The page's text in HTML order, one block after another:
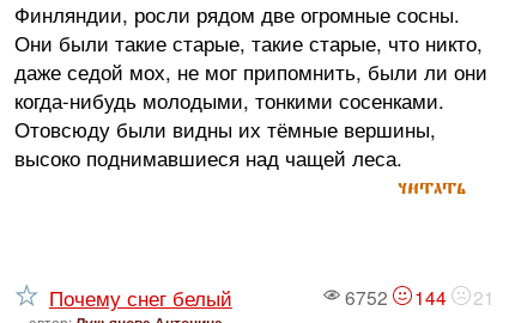
Финляндии, росли рядом две огромные сосны.
Они были такие старые, такие старые, что никто,
даже седой мох, не мог припомнить, были ли они
когда-нибудь молодыми, тонкими сосенками.
Отовсюду были видны их тёмные вершины,
высоко поднимавшиеся над чащей леса.
читать
6752 144 21
Почему снег белый